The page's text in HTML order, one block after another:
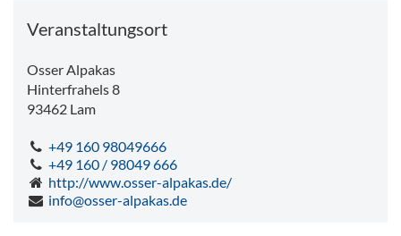
Veranstaltungsort
Osser Alpakas
Hinterfrahels 8
93462 Lam
+49 160 98049666
+49 160 / 98049 666
http://www.osser-alpakas.de/
info@osser-alpakas.de